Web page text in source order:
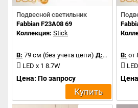
Подвесной светильник
Fabbian F23A08 69
Коллекция: Stick
В: 79 см (без учета цепи) Д:50 см
LED x 1 8.7W
Цена: По запросу
Купить
В: от